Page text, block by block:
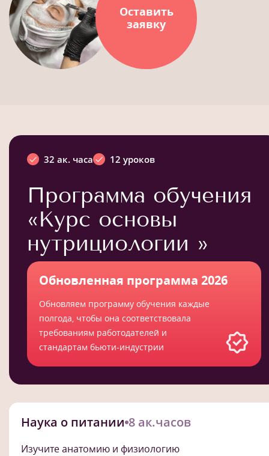
Оставить
заявку
32 ак. часа 12 уроков
Программа обучения
«Курс основы
нутрициологии »
Обновленная программа 2026
Обновляем программу обучения каждые
полгода, чтобы она соответствовала
требованиям работодателей и
стандартам бьюти-индустрии
Наука о питании 8 ак.часов
Изучите анатомию и физиологию